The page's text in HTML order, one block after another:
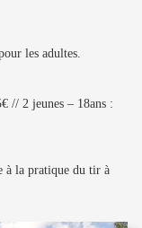
les adultes.
// 2 jeunes – 18ans :
à la pratique du tir à